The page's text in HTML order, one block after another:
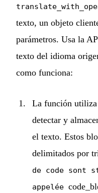
texto, un objeto
parámetros. Usa la
texto del idioma
como funciona:
La función utiliza
detectar y
el texto. Estos
delimitados por
de code sont
appelée